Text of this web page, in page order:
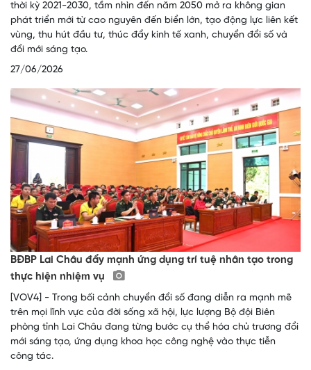
thời kỳ 2021-2030, tầm nhìn đến năm 2050 mở ra không gian
phát triển mới từ cao nguyên đến biển lớn, tạo động lực liên kết
vùng, thu hút đầu tư, thúc đẩy kinh tế xanh, chuyển đổi số và
đổi mới sáng tạo.
27/06/2026
BĐBP Lai Châu đẩy mạnh ứng dụng trí tuệ nhân tạo trong
thực hiện nhiệm vụ
[VOV4] - Trong bối cảnh chuyển đổi số đang diễn ra mạnh mẽ
trên mọi lĩnh vực của đời sống xã hội, lực lượng Bộ đội Biên
phòng tỉnh Lai Châu đang từng bước cụ thể hóa chủ trương đổi
mới sáng tạo, ứng dụng khoa học công nghệ vào thực tiễn
công tác.